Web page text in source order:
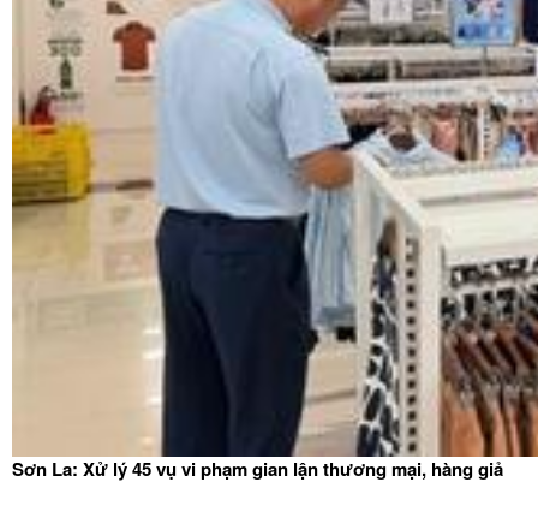
Sơn La: Xử lý 45 vụ vi phạm gian lận thương mại, hàng giả